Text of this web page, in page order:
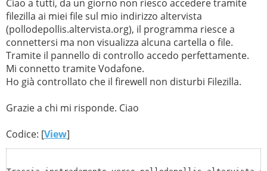
   DHCP abilitato. . . . . . . . . . . . : S
   Configurazione automatica abilitata   : S
Indirizzo IPv6 locale rispetto al collegamento .
Indirizzo IPv4. . . . . . . . . . . . :
Subnet mask . . . . . . . . . . . . . :
Lease ottenuto. . . . . . . . . . . . : luned 22
Scadenza lease . . . . . . . . . . .  : marted 23
   Gateway predefinito . . . . . . . . . : 192.168.1.1
   NetBIOS su TCP/IP . . . . . . . . . . : Attivato
Descrizione . . . . . . . . . . . . . :
Ciao a tutti, da un giorno non riesco accedere tramite
filezilla ai miei file sul mio indirizzo altervista
(pollodepollis.altervista.org), il programma riesce a
connettersi ma non visualizza alcuna cartella o file.
Tramite il pannello di controllo accedo perfettamente.
Mi connetto tramite Vodafone.
Ho già controllato che il firewell non disturbi Filezilla.
Grazie a chi mi risponde. Ciao
Codice: [View]